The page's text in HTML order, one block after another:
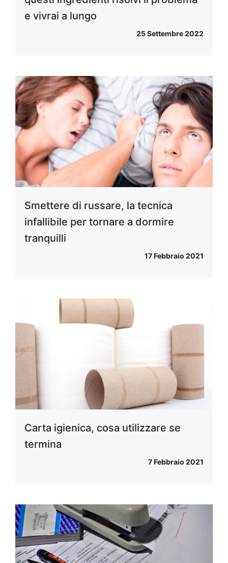
e vivrai a lungo
25 Settembre 2022
Smettere di russare, la tecnica
infallibile per tornare a dormire
tranquilli
17 Febbraio 2021
Carta igienica, cosa utilizzare se
termina
7 Febbraio 2021